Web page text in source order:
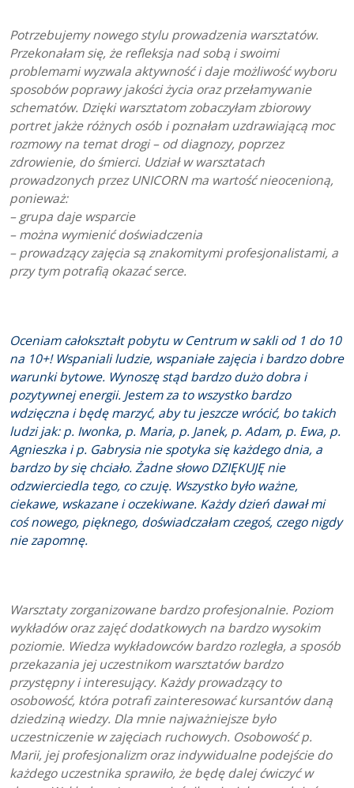
Potrzebujemy nowego stylu prowadzenia warsztatów.
Przekonałam się, że refleksja nad sobą i swoimi
problemami wyzwala aktywność i daje możliwość wyboru
sposobów poprawy jakości życia oraz przełamywanie
schematów. Dzięki warsztatom zobaczyłam zbiorowy
portret jakże różnych osób i poznałam uzdrawiającą moc
rozmowy na temat drogi – od diagnozy, poprzez
zdrowienie, do śmierci. Udział w warsztatach
prowadzonych przez UNICORN ma wartość nieocenioną,
ponieważ:
– grupa daje wsparcie
– można wymienić doświadczenia
– prowadzący zajęcia są znakomitymi profesjonalistami, a
przy tym potrafią okazać serce.
Oceniam całokształt pobytu w Centrum w sakli od 1 do 10
na 10+! Wspaniali ludzie, wspaniałe zajęcia i bardzo dobre
warunki bytowe. Wynoszę stąd bardzo dużo dobra i
pozytywnej energii. Jestem za to wszystko bardzo
wdzięczna i będę marzyć, aby tu jeszcze wrócić, bo takich
ludzi jak: p. Iwonka, p. Maria, p. Janek, p. Adam, p. Ewa, p.
Agnieszka i p. Gabrysia nie spotyka się każdego dnia, a
bardzo by się chciało. Żadne słowo DZIĘKUJĘ nie
odzwierciedla tego, co czuję. Wszystko było ważne,
ciekawe, wskazane i oczekiwane. Każdy dzień dawał mi
coś nowego, pięknego, doświadczałam czegoś, czego nigdy
nie zapomnę.
Warsztaty zorganizowane bardzo profesjonalnie. Poziom
wykładów oraz zajęć dodatkowych na bardzo wysokim
poziomie. Wiedza wykładowców bardzo rozległa, a sposób
przekazania jej uczestnikom warsztatów bardzo
przystępny i interesujący. Każdy prowadzący to
osobowość, która potrafi zainteresować kursantów daną
dziedziną wiedzy. Dla mnie najważniejsze było
uczestniczenie w zajęciach ruchowych. Osobowość p.
Marii, jej profesjonalizm oraz indywidualne podejście do
każdego uczestnika sprawiło, że będę dalej ćwiczyć w